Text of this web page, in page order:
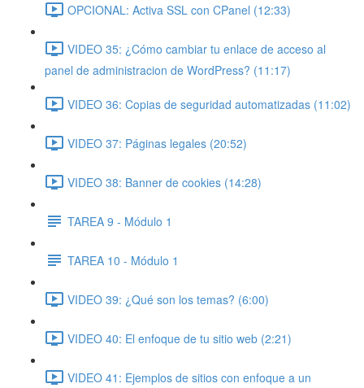
OPCIONAL: Activa SSL con CPanel (12:33)
VIDEO 35: ¿Cómo cambiar tu enlace de acceso al
panel de administracion de WordPress? (11:17)
VIDEO 36: Copias de seguridad automatizadas (11:02)
VIDEO 37: Páginas legales (20:52)
VIDEO 38: Banner de cookies (14:28)
TAREA 9 - Módulo 1
TAREA 10 - Módulo 1
VIDEO 39: ¿Qué son los temas? (6:00)
VIDEO 40: El enfoque de tu sitio web (2:21)
VIDEO 41: Ejemplos de sitios con enfoque a un